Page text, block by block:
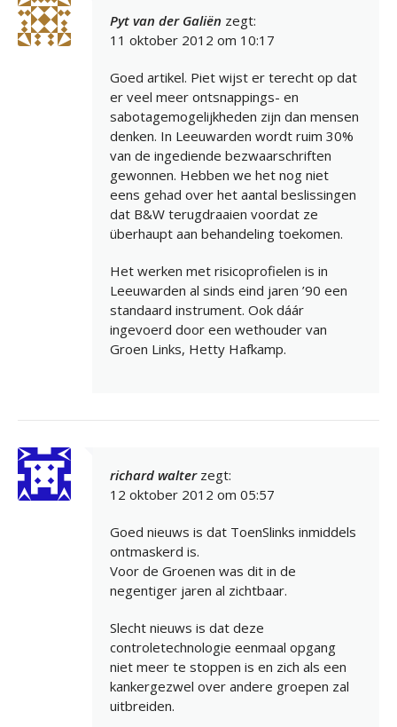
Pyt van der Galiën zegt:
11 oktober 2012 om 10:17
Goed artikel. Piet wijst er terecht op dat
er veel meer ontsnappings- en
sabotagemogelijkheden zijn dan mensen
denken. In Leeuwarden wordt ruim 30%
van de ingediende bezwaarschriften
gewonnen. Hebben we het nog niet
eens gehad over het aantal beslissingen
dat B&W terugdraaien voordat ze
überhaupt aan behandeling toekomen.
Het werken met risicoprofielen is in
Leeuwarden al sinds eind jaren ’90 een
standaard instrument. Ook dáár
ingevoerd door een wethouder van
Groen Links, Hetty Hafkamp.
richard walter zegt:
12 oktober 2012 om 05:57
Goed nieuws is dat ToenSlinks inmiddels
ontmaskerd is.
Voor de Groenen was dit in de
negentiger jaren al zichtbaar.
Slecht nieuws is dat deze
controletechnologie eenmaal opgang
niet meer te stoppen is en zich als een
kankergezwel over andere groepen zal
uitbreiden.